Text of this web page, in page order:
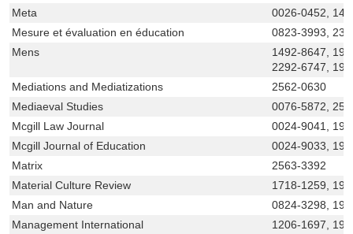
Meta
0026-0452,
Mesure et évaluation en éducation
0823-3993,
Mens
1492-8647,
2292-6747,
Mediations and Mediatizations
2562-0630
Mediaeval Studies
0076-5872,
Mcgill Law Journal
0024-9041,
Mcgill Journal of Education
0024-9033,
Matrix
2563-3392
Material Culture Review
1718-1259,
Man and Nature
0824-3298,
Management International
1206-1697,